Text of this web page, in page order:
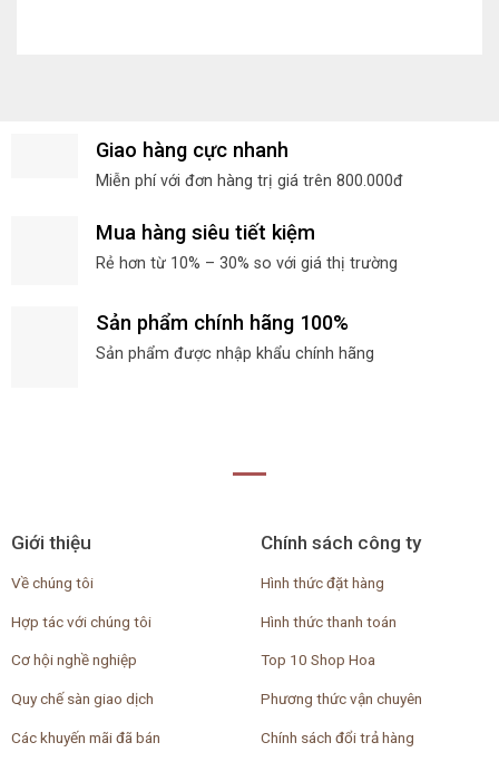
Giao hàng cực nhanh
Miễn phí với đơn hàng trị giá trên 800.000đ
Mua hàng siêu tiết kiệm
Rẻ hơn từ 10% – 30% so với giá thị trường
Sản phẩm chính hãng 100%
Sản phẩm được nhập khẩu chính hãng
Giới thiệu
Về chúng tôi
Hợp tác với chúng tôi
Cơ hội nghề nghiệp
Quy chế sàn giao dịch
Các khuyến mãi đã bán
Chính sách công ty
Hình thức đặt hàng
Hình thức thanh toán
Top 10 Shop Hoa
Phương thức vận chuyên
Chính sách đổi trả hàng